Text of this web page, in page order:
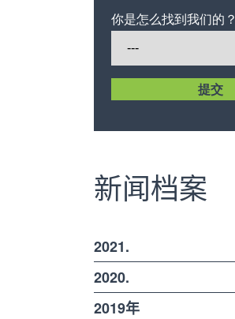
你是怎么找到我们的？
新闻档案
2021.
2020.
2019年